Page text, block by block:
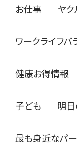
お仕事 ヤ
ワークライフバ
健康お得情報
子ども 明
最も身近なパ